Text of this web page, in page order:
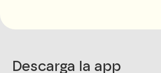
Descarga la app